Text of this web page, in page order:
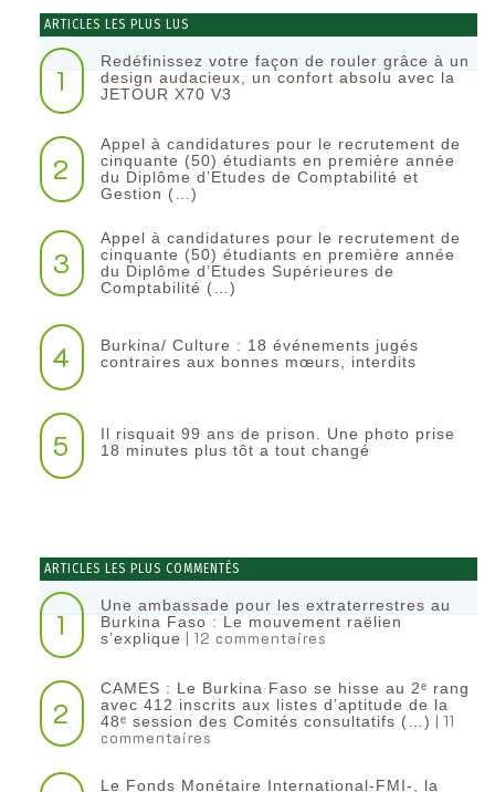
ARTICLES LES PLUS LUS
1
Redéfinissez votre façon de rouler grâce à un
design audacieux, un confort absolu avec la
JETOUR X70 V3
2
Appel à candidatures pour le recrutement de
cinquante (50) étudiants en première année
du Diplôme d’Etudes de Comptabilité et
Gestion (…)
3
Appel à candidatures pour le recrutement de
cinquante (50) étudiants en première année
du Diplôme d’Etudes Supérieures de
Comptabilité (…)
4
Burkina/ Culture : 18 événements jugés
contraires aux bonnes mœurs, interdits
5
Il risquait 99 ans de prison. Une photo prise
18 minutes plus tôt a tout changé
ARTICLES LES PLUS COMMENTÉS
1
Une ambassade pour les extraterrestres au
Burkina Faso : Le mouvement raëlien
s’explique | 12 commentaires
2
CAMES : Le Burkina Faso se hisse au 2ᵉ rang
avec 412 inscrits aux listes d’aptitude de la
48ᵉ session des Comités consultatifs (…) | 11
commentaires
Le Fonds Monétaire International-FMI-, la